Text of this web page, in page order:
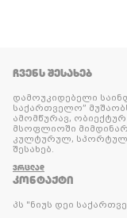
ᲩᲕᲔᲜᲡ ᲨᲔᲡᲐᲮᲔᲑ
დამოუკიდებელი
საქართველო”
ამომწურავ,
მსოფლიოში
კულტურულ, სპორტულ
შესახებ.
ᲕᲠᲪᲚᲐᲓ
ᲙᲝᲜᲢᲐᲥᲢᲘ
პს "ნიუს დეი